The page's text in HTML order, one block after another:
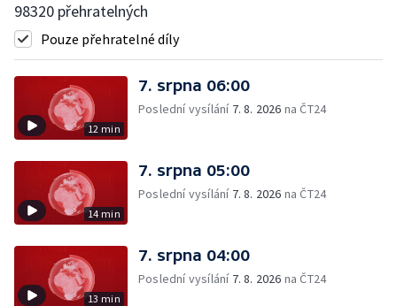
98320 přehratelných
Pouze přehratelné díly
12 min
7. srpna 06:00
Poslední vysílání 7. 8. 2026 na ČT24
14 min
7. srpna 05:00
Poslední vysílání 7. 8. 2026 na ČT24
13 min
7. srpna 04:00
Poslední vysílání 7. 8. 2026 na ČT24